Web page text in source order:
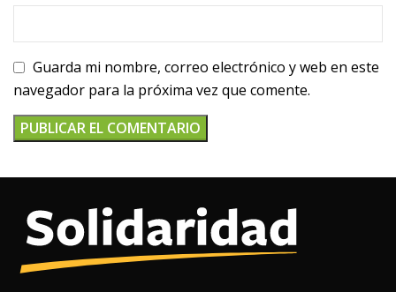
Guarda mi nombre, correo electrónico y web en este
navegador para la próxima vez que comente.